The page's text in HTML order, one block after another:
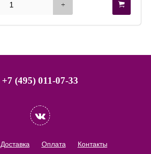
+7 (495) 011-07-33
Доставка Оплата
Контакты